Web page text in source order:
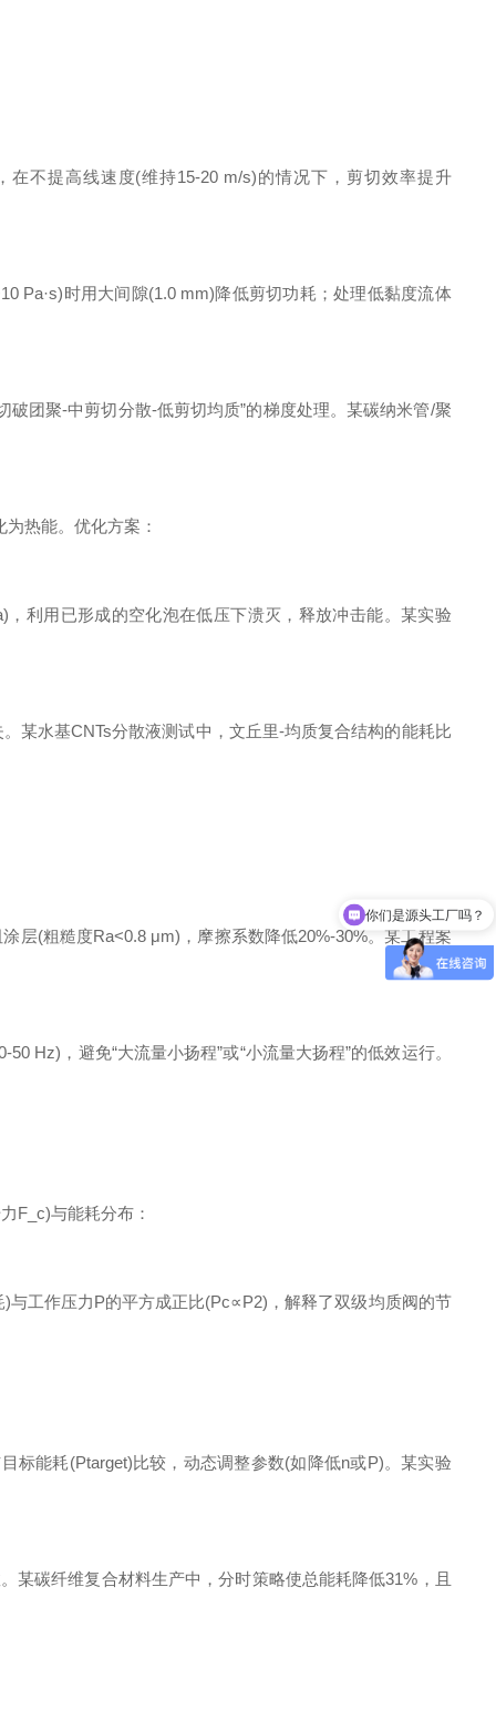
在不提高线速度(维持15-20 m/s)的情况下，剪切效率提升
Pa·s)时用大间隙(1.0 mm)降低剪切功耗；处理低黏度流体
团聚-中剪切分散-低剪切均质”的梯度处理。某碳纳米管/聚
热能。优化方案：
，利用已形成的空化泡在低压下溃灭，释放冲击能。某实验
某水基CNTs分散液测试中，文丘里-均质复合结构的能耗比
层(粗糙度Ra<0.8 μm)，摩擦系数降低20%-30%。某工程案
Hz)，避免“大流量小扬程”或“小流量大扬程”的低效运行。
F_c)与能耗分布：
工作压力P的平方成正比(Pc​∝P2)，解释了双级均质阀的节
能耗(Ptarget​)比较，动态调整参数(如降低n或P)。某实验
碳纤维复合材料生产中，分时策略使总能耗降低31%，且
你们是源头工厂吗？